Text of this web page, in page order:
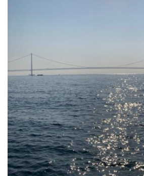
2026年8月
月 火 水 木
1
2